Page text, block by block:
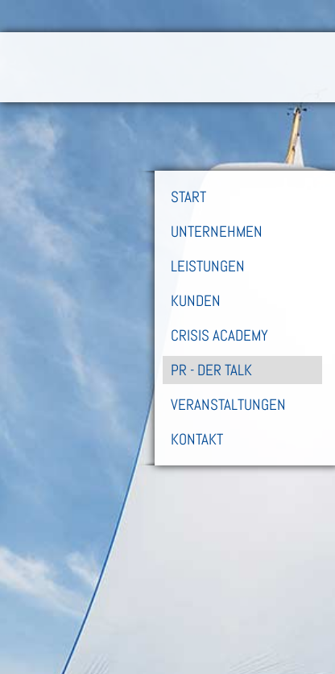
START
UNTERNEHMEN
LEISTUNGEN
KUNDEN
CRISIS ACADEMY
PR - DER TALK
VERANSTALTUNGEN
KONTAKT